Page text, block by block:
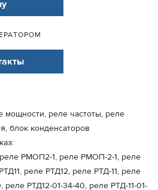
мощности, реле частоты, реле
блок конденсаторов
реле РМОП2-1, реле РМОП-2-1, реле
реле РТД12, реле РТД-11, реле
реле РТД12-01-34-40, реле РТД-11-01-